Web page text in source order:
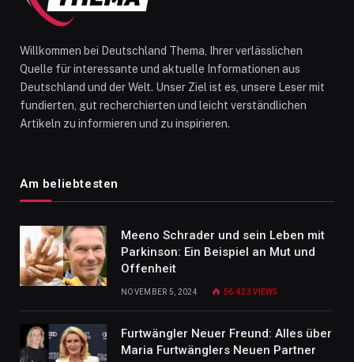
Willkommen bei Deutschland Thema, Ihrer verlässlichen
Quelle für interessante und aktuelle Informationen aus
Deutschland und der Welt. Unser Ziel ist es, unsere Leser mit
fundierten, gut recherchierten und leicht verständlichen
Artikeln zu informieren und zu inspirieren.
Am beliebtesten
Meeno Schrader und sein Leben mit
Parkinson: Ein Beispiel an Mut und
Offenheit
NOVEMBER 5, 2024 56.423VIEWS
Furtwängler Neuer Freund: Alles über
Maria Furtwänglers Neuen Partner